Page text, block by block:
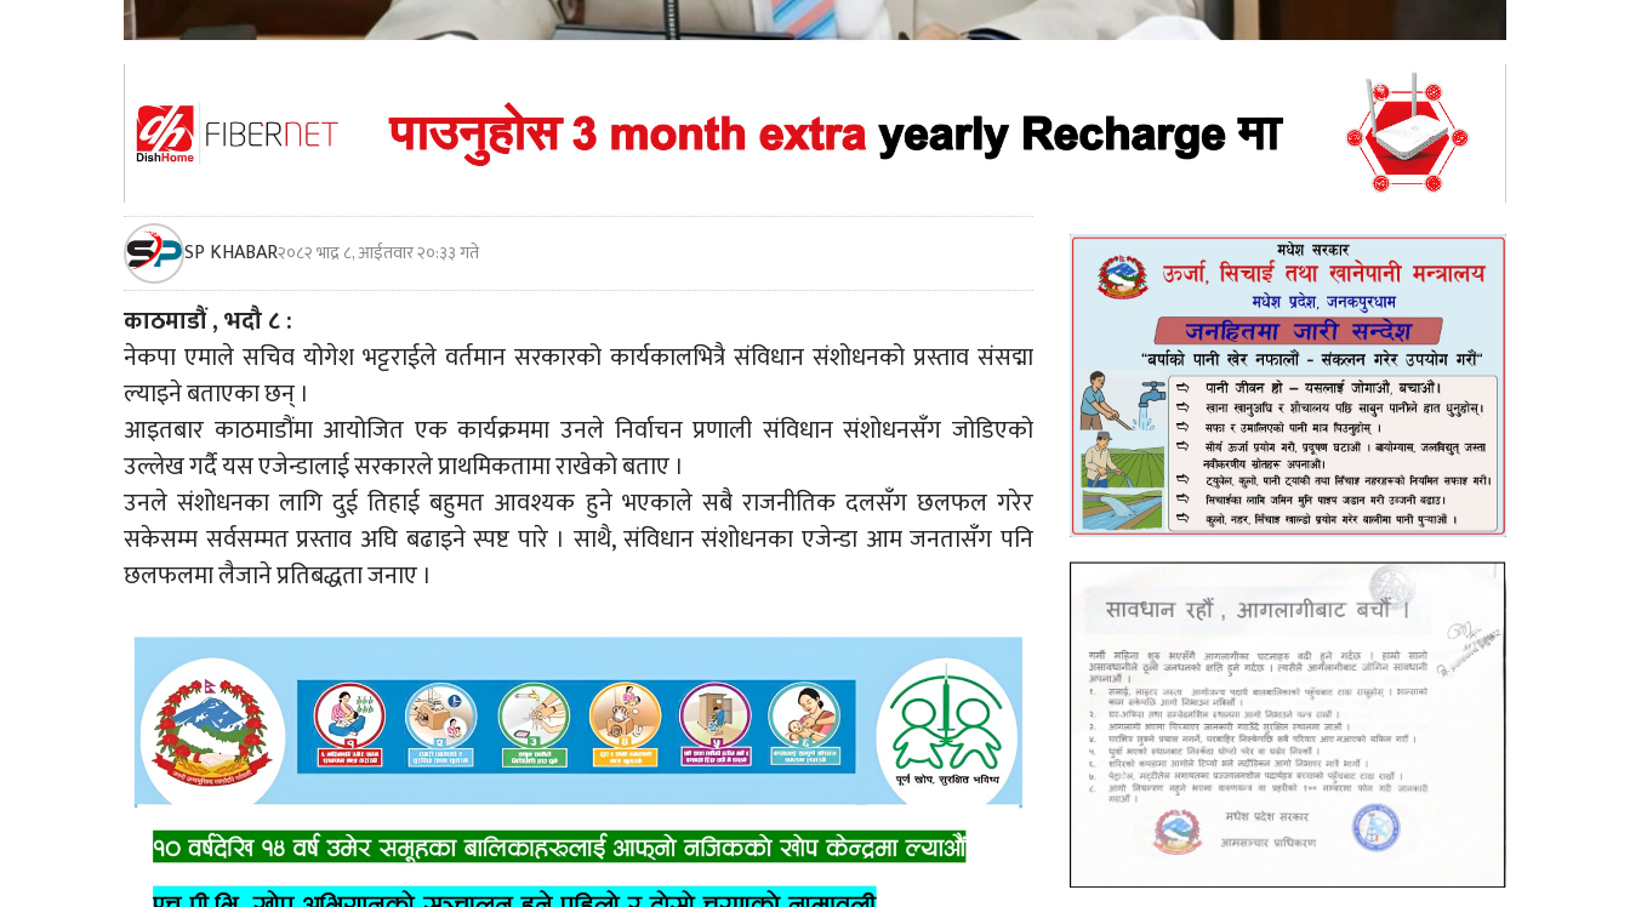
SP KHABAR२०८२ भाद्र ८, आईतवार २०:३३ गते
काठमाडौं , भदौ ८ :
नेकपा एमाले सचिव योगेश भट्टराईले वर्तमान सरकारको कार्यकालभित्रै संविधान संशोधनको प्रस्ताव संसद्मा
ल्याइने बताएका छन् ।
आइतबार काठमाडौंमा आयोजित एक कार्यक्रममा उनले निर्वाचन प्रणाली संविधान संशोधनसँग जोडिएको
उल्लेख गर्दै यस एजेन्डालाई सरकारले प्राथमिकतामा राखेको बताए ।
उनले संशोधनका लागि दुई तिहाई बहुमत आवश्यक हुने भएकाले सबै राजनीतिक दलसँग छलफल गरेर
सकेसम्म सर्वसम्मत प्रस्ताव अघि बढाइने स्पष्ट पारे । साथै, संविधान संशोधनका एजेन्डा आम जनतासँग पनि
छलफलमा लैजाने प्रतिबद्धता जनाए ।